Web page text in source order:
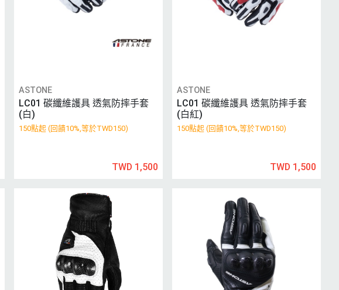
ASTONE
LC01 碳纖維護具 透氣防摔手套
(白)
150點起 (回饋10%,等於TWD150)
TWD 1,500
ASTONE
LC01 碳纖維護具 透氣防摔手套
(白紅)
150點起 (回饋10%,等於TWD150)
TWD 1,500